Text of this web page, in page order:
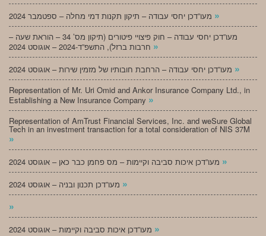
»
מעו”דכן יחסי עבודה – חוק פיצויי פיטורים (תיקון מס’ 34 – הוראת שעה –
»
»
Representation of Mr. Uri Omid and Ankor Insurance Company Ltd., in
Establishing a New Insurance Company »
Representation of AmTrust Financial Services, Inc. and weSure Global
Tech in an investment transaction for a total consideration of NIS 37M
»
»
»
»
»